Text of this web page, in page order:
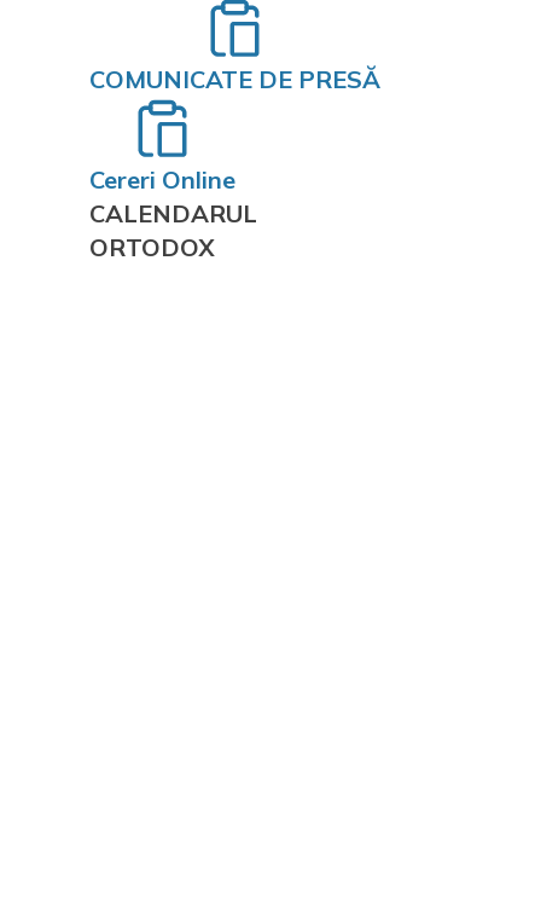
COMUNICATE DE PRESĂ
Cereri Online
CALENDARUL
ORTODOX